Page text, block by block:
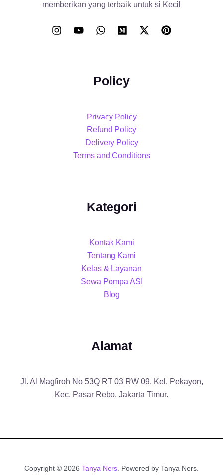
memberikan yang terbaik untuk si Kecil
Policy
Privacy Policy
Refund Policy
Delivery Policy
Terms and Conditions
Kategori
Kontak Kami
Tentang Kami
Kelas & Layanan
Sewa Pompa ASI
Blog
Alamat
Jl. Al Magfiroh No 53Q RT 03 RW 09, Kel. Pekayon,
Kec. Pasar Rebo, Jakarta Timur.
Copyright © 2026 Tanya Ners . Powered by Tanya Ners.